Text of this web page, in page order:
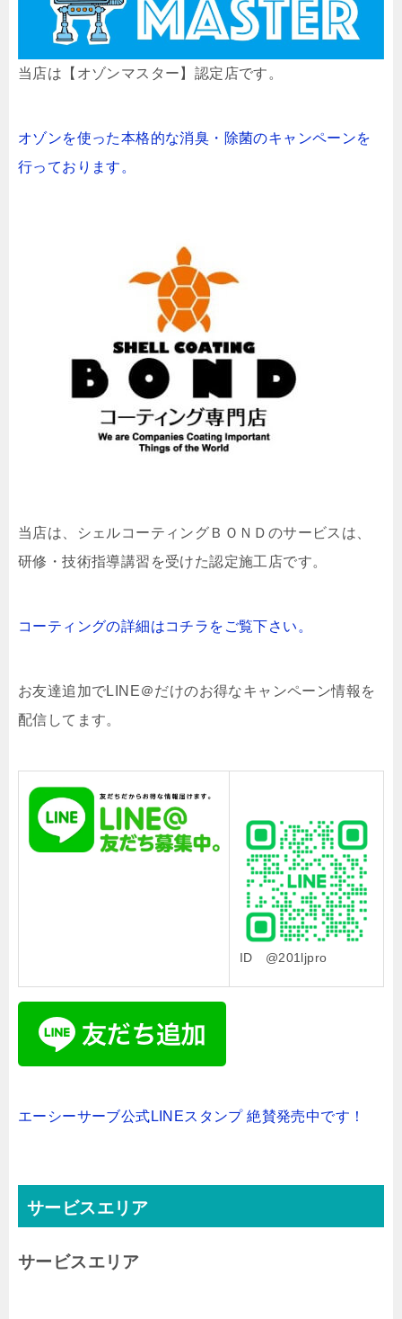
当店は【オゾンマスター】認定店です。
オゾンを使った本格的な消臭・除菌のキャンペーンを
行っております。
当店は、
シェルコーティングＢＯＮＤのサービスは、
研修・技術指導講習を受けた認定施工店です。
コーティングの詳細はコチラをご覧下さい。
お友達追加でLINE＠だけのお得なキャンペーン情報を
配信してます。
ID @201ljpro
エーシーサーブ公式LINEスタンプ 絶賛発売中です！
サービスエリア
サービスエリア